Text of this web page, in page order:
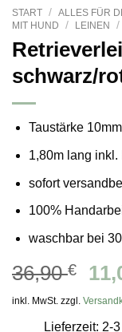
START / ALLES FÜR
MIT HUND
/ LEINEN /
schwarz/
Taustärke 10mm
1,80m lang
sofort
100%
waschbar bei
36,90€
inkl. MwSt. zzgl.
Lieferzeit: 2-